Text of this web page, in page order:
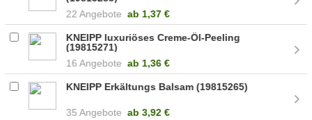
22 Angebote ab 1,37 €
KNEIPP luxuriöses Creme-Öl-Peeling
(19815271)
16 Angebote ab 1,36 €
KNEIPP Erkältungs Balsam (19815265)
35 Angebote ab 3,92 €